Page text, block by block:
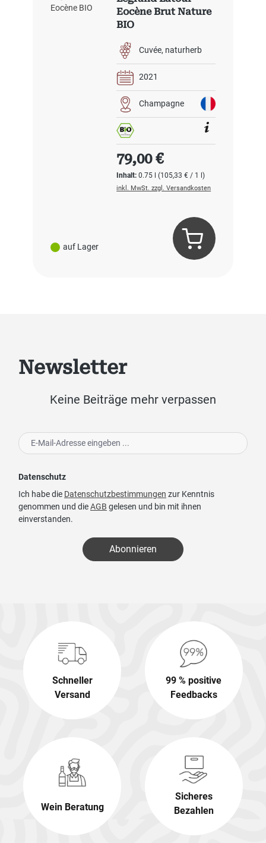
auf Lager
Eocène Brut Nature
BIO
Cuvée naturherb
2021
Champagne
Inhalt:0.75 l(105,33 € / 1 l)
Regulärer Preis:
79,00 €
inkl. MwSt. zzgl. Versandkosten
Newsletter
Keine Beiträge mehr verpassen
Datenschutz
Ich habe die Datenschutzbestimmungen zur Kenntnis
genommen und dieAGB gelesen und bin mit ihnen
einverstanden.
Abonnieren
Schneller
Versand
99 % positive
Feedbacks
Wein Beratung
Sicheres
Bezahlen